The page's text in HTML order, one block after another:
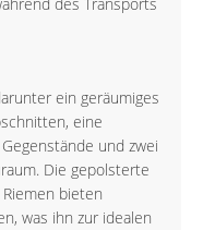
ein geräumiges
eine
und zwei
Die gepolsterte
bieten
was ihn zur idealen